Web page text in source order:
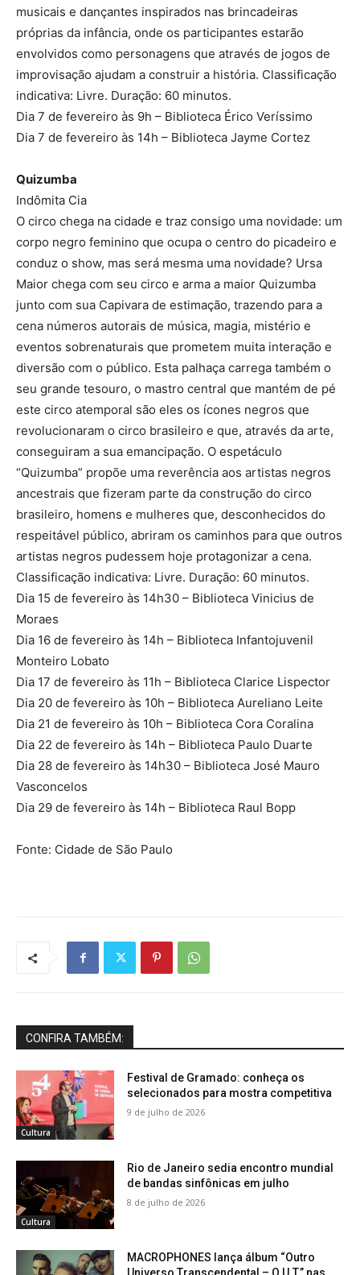
musicais e dançantes inspirados nas brincadeiras
próprias da infância, onde os participantes estarão
envolvidos como personagens que através de jogos de
improvisação ajudam a construir a história. Classificação
indicativa: Livre. Duração: 60 minutos.
Dia 7 de fevereiro às 9h – Biblioteca Érico Veríssimo
Dia 7 de fevereiro às 14h – Biblioteca Jayme Cortez
Quizumba
Indômita Cia
O circo chega na cidade e traz consigo uma novidade: um
corpo negro feminino que ocupa o centro do picadeiro e
conduz o show, mas será mesma uma novidade? Ursa
Maior chega com seu circo e arma a maior Quizumba
junto com sua Capivara de estimação, trazendo para a
cena números autorais de música, magia, mistério e
eventos sobrenaturais que prometem muita interação e
diversão com o público. Esta palhaça carrega também o
seu grande tesouro, o mastro central que mantém de pé
este circo atemporal são eles os ícones negros que
revolucionaram o circo brasileiro e que, através da arte,
conseguiram a sua emancipação. O espetáculo
“Quizumba” propõe uma reverência aos artistas negros
ancestrais que fizeram parte da construção do circo
brasileiro, homens e mulheres que, desconhecidos do
respeitável público, abriram os caminhos para que outros
artistas negros pudessem hoje protagonizar a cena.
Classificação indicativa: Livre. Duração: 60 minutos.
Dia 15 de fevereiro às 14h30 – Biblioteca Vinicius de
Moraes
Dia 16 de fevereiro às 14h – Biblioteca Infantojuvenil
Monteiro Lobato
Dia 17 de fevereiro às 11h – Biblioteca Clarice Lispector
Dia 20 de fevereiro às 10h – Biblioteca Aureliano Leite
Dia 21 de fevereiro às 10h – Biblioteca Cora Coralina
Dia 22 de fevereiro às 14h – Biblioteca Paulo Duarte
Dia 28 de fevereiro às 14h30 – Biblioteca José Mauro
Vasconcelos
Dia 29 de fevereiro às 14h – Biblioteca Raul Bopp
Fonte: Cidade de São Paulo
CONFIRA TAMBÉM:
Cultura
Festival de Gramado: conheça os
selecionados para mostra competitiva
9 de julho de 2026
Cultura
Rio de Janeiro sedia encontro mundial
de bandas sinfônicas em julho
8 de julho de 2026
MACROPHONES lança álbum “Outro